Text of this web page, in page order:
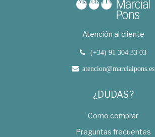
Atención al cliente
(+34) 91 304 33 03
atencion@marcialpons.es
¿DUDAS?
Como comprar
Preguntas frecuentes